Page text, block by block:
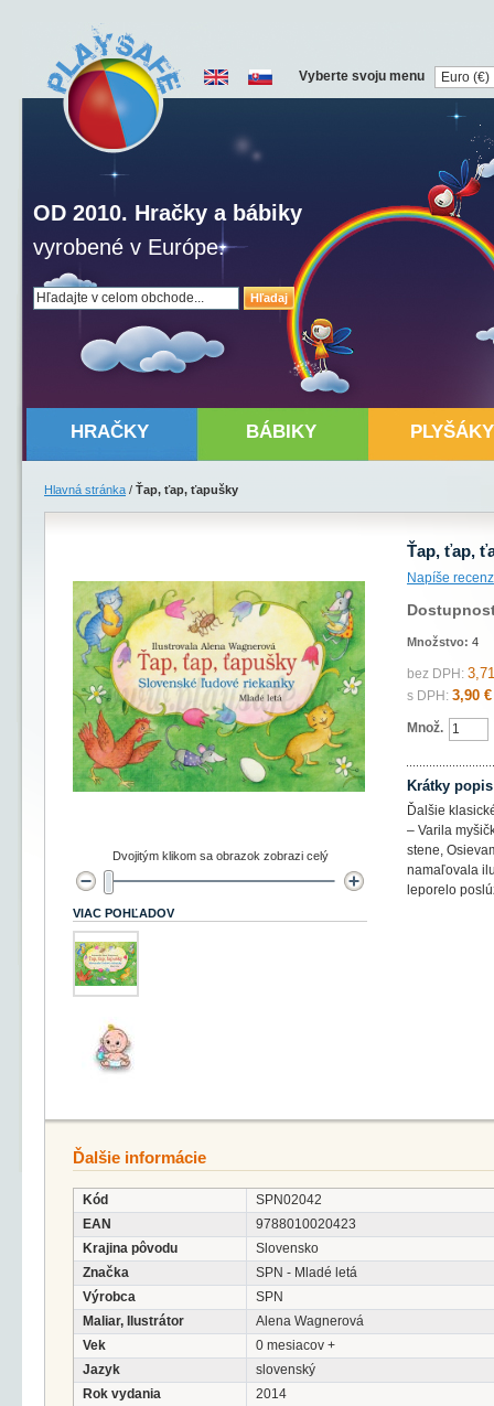
Hľadaj
OD 2010. Hračky a bábiky
vyrobené v Európe.
Vyberte svoju menu
HRAČKY BÁBIKY PLYŠÁKY
Hlavná stránka / Ťap, ťap, ťapušky
Ťap, ťap,
Napíše
Množstvo: 4
bez DPH:
s DPH: 3,90 €
Množ.
Krátky popis
Ďalšie
– Varila
stene,
namaľovala
leporelo
Dvojitým klikom sa obrazok zobrazi celý
VIAC POHĽADOV
Ďalšie informácie
Kód
SPN02042
EAN
9788010020423
Krajina pôvodu
Slovensko
Značka
SPN - Mladé letá
Výrobca
SPN
Maliar, Ilustrátor
Alena Wagnerová
Vek
0 mesiacov +
Jazyk
slovenský
Rok vydania
2014